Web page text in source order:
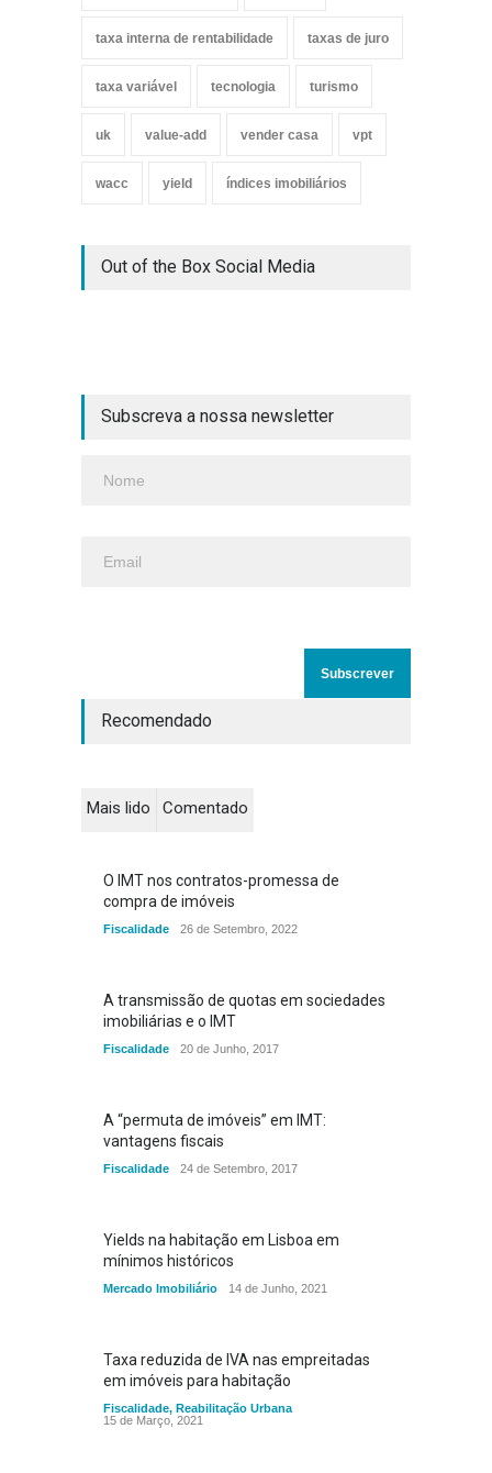
taxa interna de rentabilidade taxas de juro
taxa variável tecnologia turismo
uk value-add vender casa vpt
wacc yield índices imobiliários
Out of the Box Social Media
Subscreva a nossa newsletter
Recomendado
Mais lido Comentado
O IMT nos contratos-promessa de
compra de imóveis
Fiscalidade 26 de Setembro, 2022
A transmissão de quotas em sociedades
imobiliárias e o IMT
Fiscalidade 20 de Junho, 2017
A “permuta de imóveis” em IMT:
vantagens fiscais
Fiscalidade 24 de Setembro, 2017
Yields na habitação em Lisboa em
mínimos históricos
Mercado Imobiliário 14 de Junho, 2021
Taxa reduzida de IVA nas empreitadas
em imóveis para habitação
Fiscalidade, Reabilitação Urbana
15 de Março, 2021